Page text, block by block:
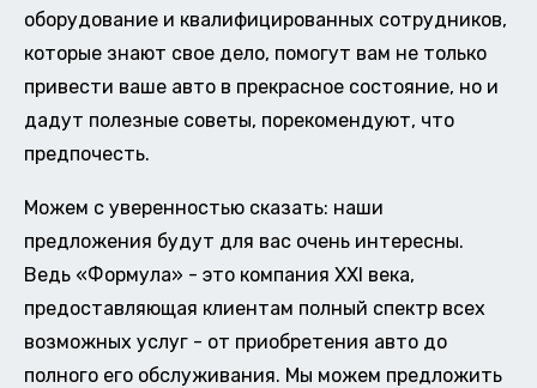
оборудование и квалифицированных сотрудников,
которые знают свое дело, помогут вам не только
привести ваше авто в прекрасное состояние, но и
дадут полезные советы, порекомендуют, что
предпочесть.
Можем с уверенностью сказать: наши
предложения будут для вас очень интересны.
Ведь «Формула» - это компания XXI века,
предоставляющая клиентам полный спектр всех
возможных услуг - от приобретения авто до
полного его обслуживания. Мы можем предложить